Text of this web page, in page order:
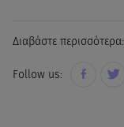
Διαβάστε περισσότερα:
Follow us: